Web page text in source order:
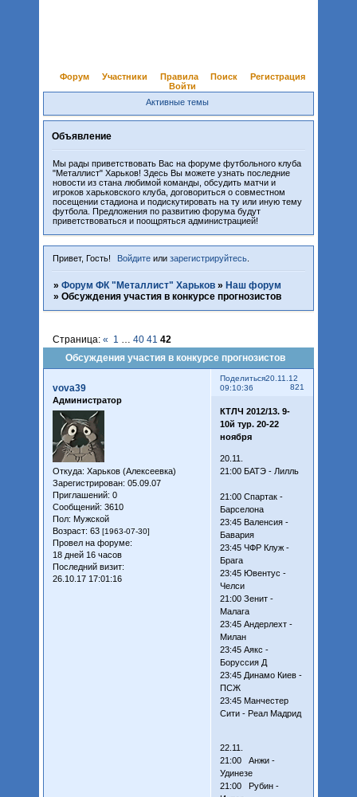
Форум Участники Правила Поиск
Регистрация
Войти
Активные темы
Объявление
Мы рады приветствовать Вас на форуме футбольного клуба
"Металлист" Харьков! Здесь Вы можете узнать последние
новости из стана любимой команды, обсудить матчи и
игроков харьковского клуба, договориться о совместном
посещении стадиона и подискутировать на ту или иную тему
футбола. Предложения по развитию форума будут
приветствоваться и поощряться администрацией!
Привет, Гость! Войдите илизарегистрируйтесь
» Форум ФК "Металлист" Харьков » Наш форум
» Обсуждения участия в конкурсе прогнозистов
Обсуждения участия в конкурсе прогнозистов
Страница: « 1 … 40 41 42
Поделиться
821
20.11.12
09:10:36
vova39
Администратор
Откуда: Харьков (Алексеевка)
Зарегистрирован: 05.09.07
Приглашений: 0
Сообщений: 3610
Пол: Мужской
Возраст: 63 [1963-07-30]
Провел на форуме:
18 дней 16 часов
Последний визит:
26.10.17 17:01:16
КТЛЧ 2012/13. 9-
10й тур. 20-22
ноября
20.11.
21:00 БАТЭ - Лилль
21:00 Спартак -
Барселона
23:45 Валенсия -
Бавария
23:45 ЧФР Клуж -
Брага
23:45 Ювентус -
Челси
21:00 Зенит -
Малага
23:45 Андерлехт -
Милан
23:45 Аякс -
Боруссия Д
23:45 Динамо Киев -
ПСЖ
23:45 Манчестер
Сити - Реал Мадрид
22.11.
21:00 Анжи -
Удинезе
21:00 Рубин -